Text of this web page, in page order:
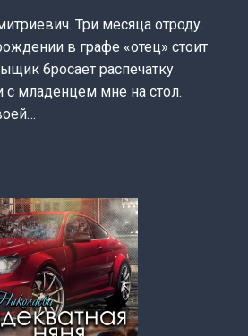
Три месяца отроду.
в графе «отец» стоит
бросает распечатку
с младенцем мне на стол.